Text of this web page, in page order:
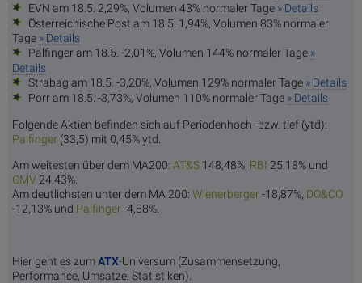
EVN am 18.5. 2,29%, Volumen 43% normaler Tage » Details
Österreichische Post am 18.5. 1,94%, Volumen 83% normaler
Tage » Details
Palfinger am 18.5. -2,01%, Volumen 144% normaler Tage »
Details
Strabag am 18.5. -3,20%, Volumen 129% normaler Tage » Details
Porr am 18.5. -3,73%, Volumen 110% normaler Tage » Details
Folgende Aktien befinden sich auf Periodenhoch- bzw. tief (ytd):
Palfinger (33,5) mit 0,45% ytd.
Am weitesten über dem MA200: AT&S 148,48%, RBI 25,18% und
OMV24,43%.
Am deutlichsten unter dem MA 200: Wienerberger-18,87%, DO&CO
-12,13% und Palfinger-4,88%.
Hier geht es zumATX-Universum (Zusammensetzung,
Performance, Umsätze, Statistiken).